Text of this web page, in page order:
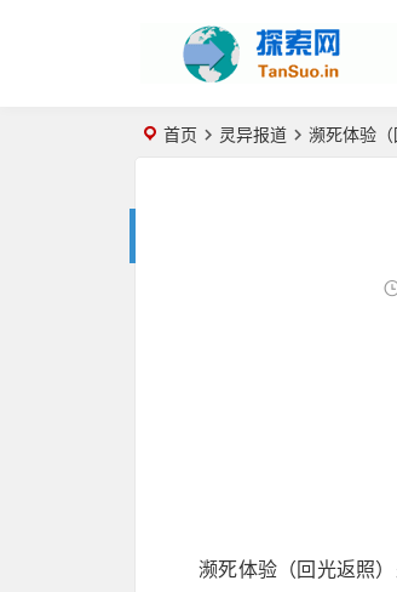
首页 灵异报道 濒死体验（
濒死体验（回光返照